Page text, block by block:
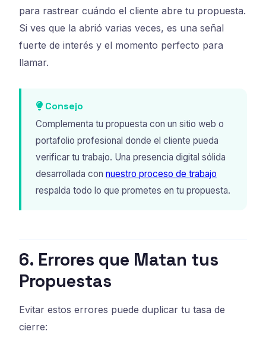
para rastrear cuándo el cliente abre tu propuesta.
Si ves que la abrió varias veces, es una señal
fuerte de interés y el momento perfecto para
llamar.
Consejo
Complementa tu propuesta con un sitio web o
portafolio profesional donde el cliente pueda
verificar tu trabajo. Una presencia digital sólida
desarrollada con nuestro proceso de trabajo
respalda todo lo que prometes en tu propuesta.
6. Errores que Matan tus
Propuestas
Evitar estos errores puede duplicar tu tasa de
cierre: